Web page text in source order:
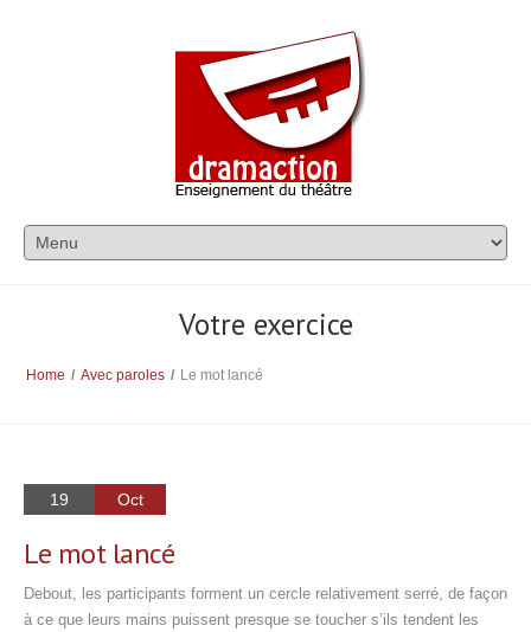
Votre exercice
Home / Avec paroles / Le mot lancé
19 Oct
Le mot lancé
Debout, les participants forment un cercle relativement serré, de façon
à ce que leurs mains puissent presque se toucher s’ils tendent les